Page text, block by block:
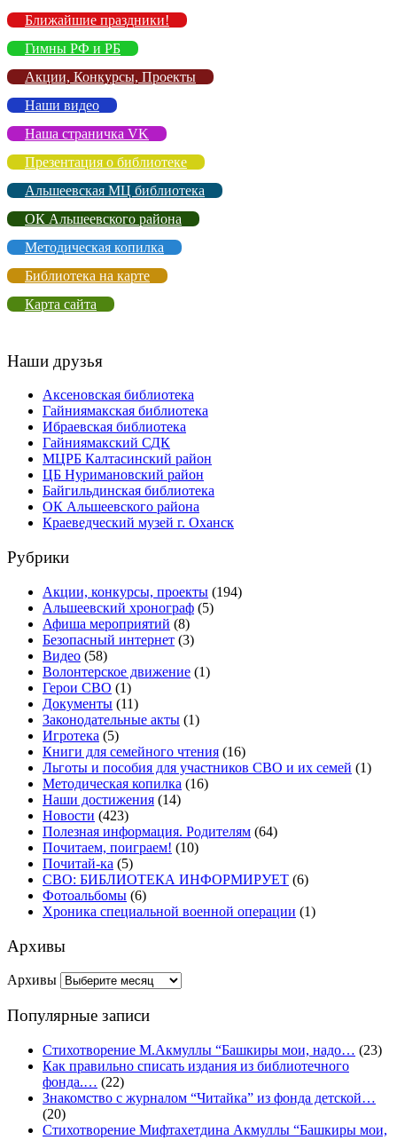
Ближайшие праздники!
Гимны РФ и РБ
Акции, Конкурсы, Проекты
Наши видео
Наша страничка VK
Презентация о библиотеке
Альшеевская МЦ библиотека
ОК Альшеевского района
Методическая копилка
Библиотека на карте
Карта сайта
Наши друзья
Аксеновская библиотека
Гайниямакская библиотека
Ибраевская библиотека
Гайниямакский СДК
МЦРБ Калтасинский район
ЦБ Нуримановский район
Байгильдинская библиотека
ОК Альшеевского района
Краеведческий музей г. Оханск
Рубрики
Акции, конкурсы, проекты (194)
Альшеевский хронограф (5)
Афиша мероприятий (8)
Безопасный интернет (3)
Видео (58)
Волонтерское движение (1)
Герои СВО (1)
Документы (11)
Законодательные акты (1)
Игротека (5)
Книги для семейного чтения (16)
Льготы и пособия для участников СВО и их семей (1)
Методическая копилка (16)
Наши достижения (14)
Новости (423)
Полезная информация. Родителям (64)
Почитаем, поиграем! (10)
Почитай-ка (5)
СВО: БИБЛИОТЕКА ИНФОРМИРУЕТ (6)
Фотоальбомы (6)
Хроника специальной военной операции (1)
Архивы
Архивы
Популярные записи
Стихотворение М.Акмуллы “Башкиры мои, надо… (23)
Как правильно списать издания из библиотечного
фонда.… (22)
Знакомство с журналом “Читайка” из фонда детской…
(20)
Стихотворение Мифтахетдина Акмуллы “Башкиры мои,